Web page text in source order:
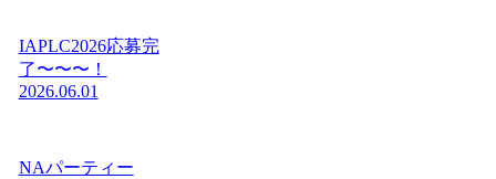
IAPLC2026応募完
了〜〜〜！
2026.06.01
NAパーティー